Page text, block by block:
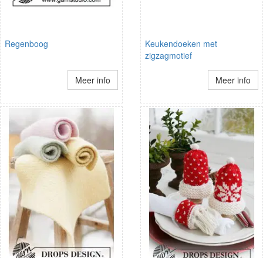
Regenboog
Meer info
Keukendoeken met
zigzagmotief
Meer info